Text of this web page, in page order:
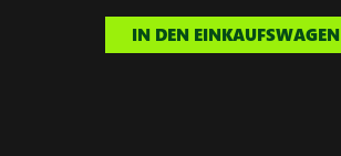
IN DEN EINKAUFSWAGEN